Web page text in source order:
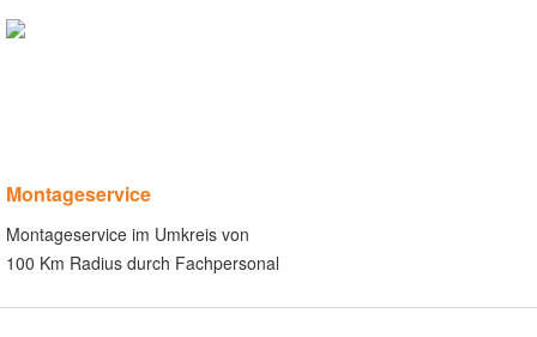
Montageservice
Montageservice im Umkreis von
100 Km Radius durch Fachpersonal